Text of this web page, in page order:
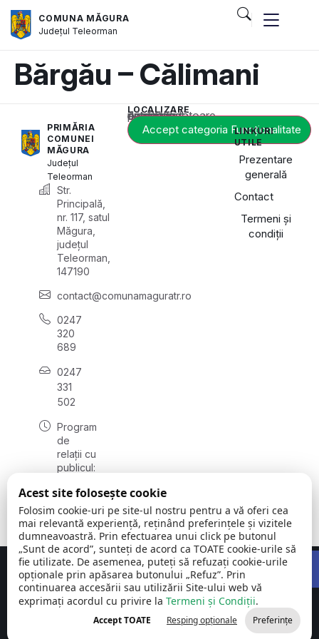
COMUNA MĂGURA
Județul Teleorman
Bărgău – Călimani
PRIMĂRIA
COMUNEI
MĂGURA
Județul
Teleorman
Str.
Principală,
nr. 117, satul
Măgura,
județul
Teleorman,
147190
contact@comunamaguratr.ro
0247
320
689
0247
331
502
Program
de
relații cu
publicul:
vineri
08:00 -
12:00
LOCALIZARE
Acest conținut este blocat până când acceptați categoria corespunzătoare de cookie-uri.
Accept categoria Funcționalitate
LINKURI
UTILE
Prezentare
generală
Contact
Termeni și
condiții
Comuna Măgura
Teleorman
©
2026
Toate
drepturile
rezervate
Concept realizat deBig Media Relații Publice SRL
Acest site folosește cookie
Folosim cookie-uri pe site-ul nostru pentru a vă oferi cea
mai relevantă experiență, reținând preferințele și vizitele
dumneavoastră. Prin efectuarea unui click pe butonul
„Sunt de acord”, sunteți de acord ca TOATE cookie-urile să
fie utilizate. De asemenea, puteți să refuzați cookie-urile
opționale prin apăsarea butonului „Refuz”. Prin
continuarea accesării sau utilizării Site-ului web vă
exprimați acordul cu privire la Termeni și Condiții.
Accept TOATE Resping opționale Preferințe